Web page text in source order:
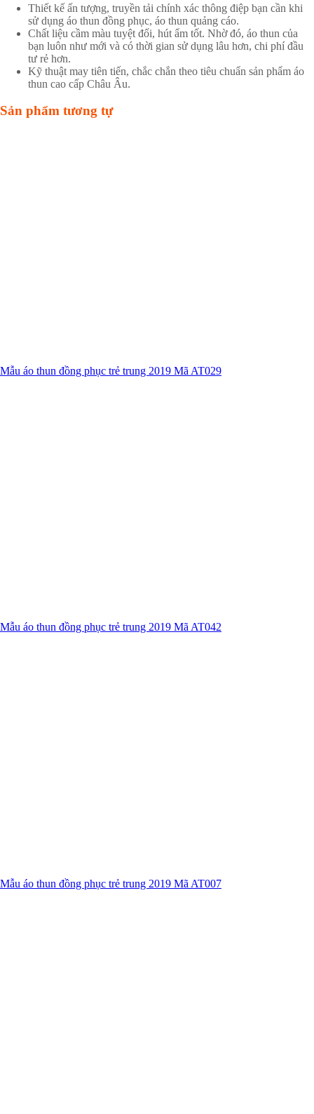
Thiết kế ấn tượng, truyền tải chính xác thông điệp bạn cần khi
sử dụng áo thun đồng phục, áo thun quảng cáo.
Chất liệu cầm màu tuyệt đối, hút ẩm tốt. Nhờ đó, áo thun của
bạn luôn như mới và có thời gian sử dụng lâu hơn, chi phí đầu
tư rẻ hơn.
Kỹ thuật may tiên tiến, chắc chắn theo tiêu chuẩn sản phẩm áo
thun cao cấp Châu Âu.
Sản phẩm tương tự
Mẫu áo thun đồng phục trẻ trung 2019 Mã AT029
Mẫu áo thun đồng phục trẻ trung 2019 Mã AT042
Mẫu áo thun đồng phục trẻ trung 2019 Mã AT007